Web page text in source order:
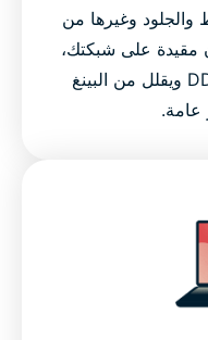
وغيرها من
مقيدة على شبكتك،
ثم إنه يحميك من هجمات DDoS ويقلل من البينغ
عامة.